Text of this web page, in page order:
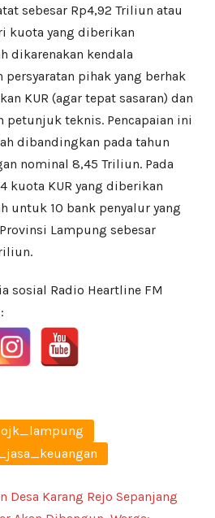
sebesar Rp4,92 Triliun atau
kuota yang diberikan
dikarenakan kendala
persyaratan pihak yang berhak
KUR (agar tepat sasaran) dan
petunjuk teknis. Pencapaian ini
dibandingkan pada tahun
nominal 8,45 Triliun. Pada
kuota KUR yang diberikan
untuk 10 bank penyalur yang
Lampung sebesar
sosial Radio Heartline FM
ojk_lampung
Desa Karang Rejo Sepanjang